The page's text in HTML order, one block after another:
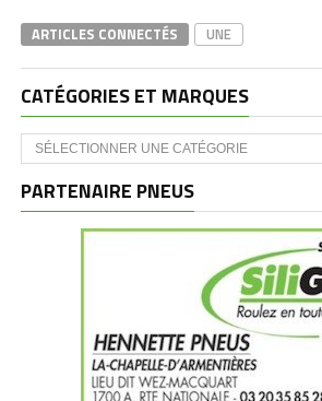
ARTICLES CONNECTÉS UNE
CATÉGORIES ET MARQUES
Catégories
et
PARTENAIRE PNEUS